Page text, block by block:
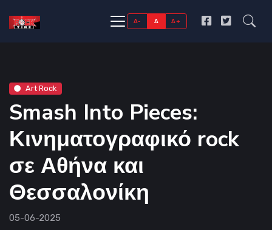
A- A A+
Art Rock
Smash Into Pieces:
Κινηματογραφικό rock
σε Αθήνα και
Θεσσαλονίκη
05-06-2025